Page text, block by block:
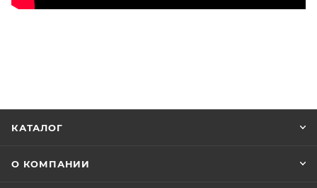
КАТАЛОГ
О КОМПАНИИ